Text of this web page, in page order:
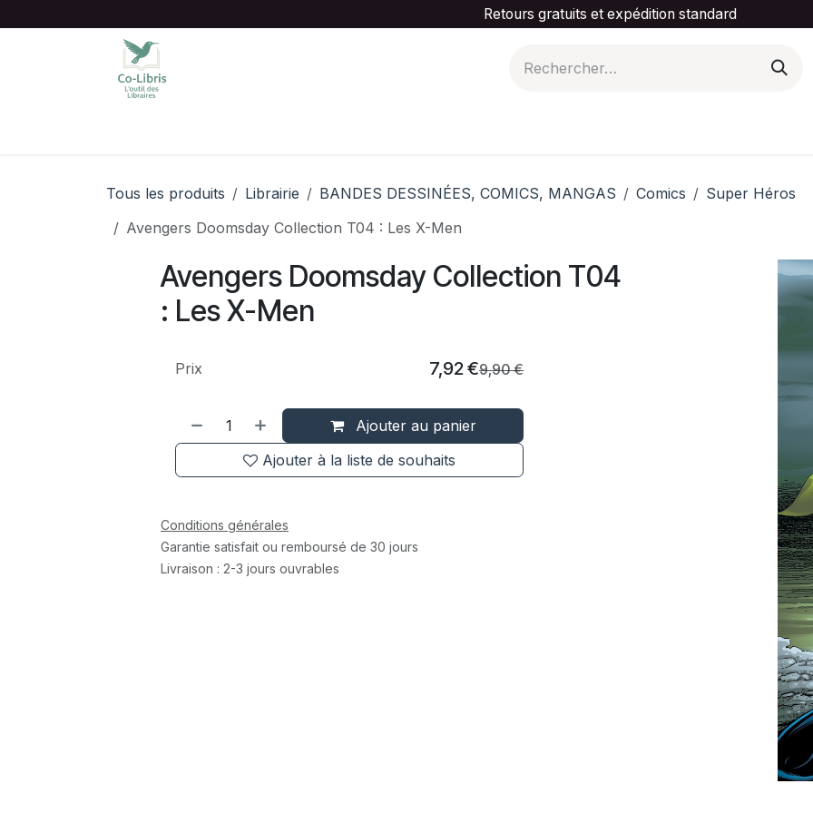
Retours gratuits et expédition standard
Tous les produits Librairie BANDES DESSINÉES, COMICS, MANGAS Comics
Super Héros
Avengers Doomsday Collection T04 : Les X-Men
Avengers Doomsday Collection T04
: Les X-Men
Ajouter au panier
Ajouter à la liste de souhaits
Prix 7,92€9,90€
Conditions générales
Garantie satisfait ou remboursé de 30 jours
Livraison : 2-3 jours ouvrables